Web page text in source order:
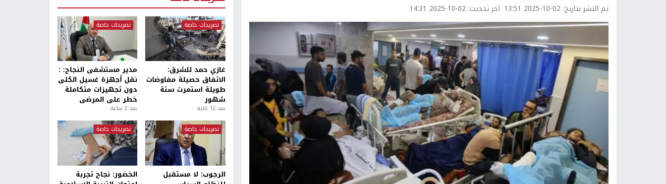
تم النشر بتاريخ: 2025-10-02 13:51 اخر تحديث: 2025-10-02 14:31
تصريحات خاصة
غازي حمد للشرق:
الاتفاق حصيلة مفاوضات
طويلة استمرت ستة
شهور
منذ 12 ثانية
تصريحات خاصة
مدير مستشفى النجاح: :
نقل أجهزة غسيل الكلى
دون تجهيزات متكاملة
خطر على المرضى
منذ 2 ساعة
تصريحات خاصة
الرجوب: لا مستقبل
تصريحات خاصة
الخضور: نجاح تجربة